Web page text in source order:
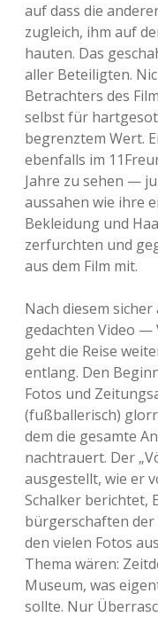
auf dass die
zugleich, ihm auf
hauten. Das
aller Beteiligten.
Betrachters des
selbst für
begrenztem Wert.
ebenfalls im
Jahre zu sehen —
aussahen wie ihre
Bekleidung und
zerfurchten und
aus dem Film mit.
Nach diesem
gedachten Video
geht die Reise
entlang. Den
Fotos und
(fußballerisch)
dem die gesamte
nachtrauert. Der
ausgestellt, wie er
Schalker berichtet,
bürgerschaften der
den vielen Fotos
Thema wären:
Museum, was
sollte. Nur